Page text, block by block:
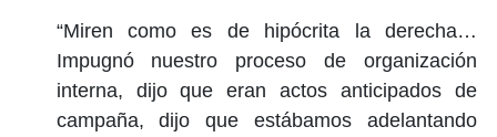
“Miren como es de hipócrita la derecha…
Impugnó nuestro proceso de organización
interna, dijo que eran actos anticipados de
campaña, dijo que estábamos adelantando